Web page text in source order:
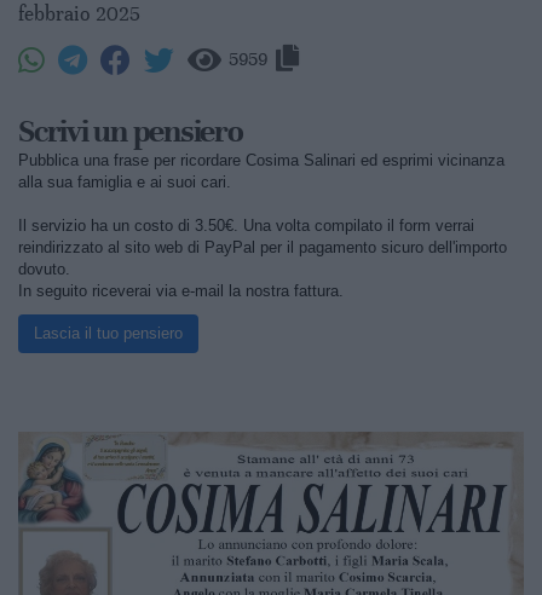
febbraio 2025
5959
Scrivi un pensiero
Pubblica una frase per ricordare Cosima Salinari ed esprimi vicinanza
alla sua famiglia e ai suoi cari.
Il servizio ha un costo di 3.50€. Una volta compilato il form verrai
reindirizzato al sito web di PayPal per il pagamento sicuro dell'importo
dovuto.
In seguito riceverai via e-mail la nostra fattura.
Lascia il tuo pensiero